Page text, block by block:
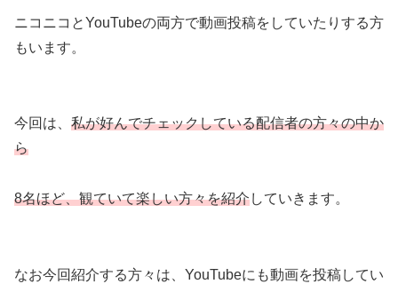
ニコニコとYouTubeの両方で動画投稿をしていたりする方
もいます。
今回は、 私が好んでチェックしている配信者の方々の中か
ら
8名ほど、観ていて楽しい方々を紹介していきます。
なお今回紹介する方々は、YouTubeにも動画を投稿してい